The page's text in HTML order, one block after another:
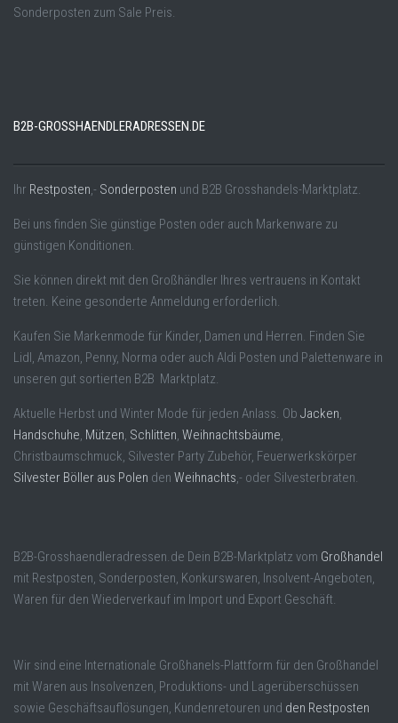
Sonderposten zum Sale Preis.
B2B-GROSSHAENDLERADRESSEN.DE
Ihr Restposten,- Sonderposten und B2B Grosshandels-Marktplatz.
Bei uns finden Sie günstige Posten oder auch Markenware zu
günstigen Konditionen.
Sie können direkt mit den Großhändler Ihres vertrauens in Kontakt
treten. Keine gesonderte Anmeldung erforderlich.
Kaufen Sie Markenmode für Kinder, Damen und Herren. Finden Sie
Lidl, Amazon, Penny, Norma oder auch Aldi Posten und Palettenware in
unseren gut sortierten B2B Marktplatz.
Aktuelle Herbst und Winter Mode für jeden Anlass. Ob Jacken,
Handschuhe, Mützen, Schlitten, Weihnachtsbäume,
Christbaumschmuck, Silvester Party Zubehör, Feuerwerkskörper
Silvester Böller aus Polen den Weihnachts,- oder Silvesterbraten.
B2B-Grosshaendleradressen.de Dein B2B-Marktplatz vom Großhandel
mit Restposten, Sonderposten, Konkurswaren, Insolvent-Angeboten,
Waren für den Wiederverkauf im Import und Export Geschäft.
Wir sind eine Internationale Großhanels-Plattform für den Großhandel
mit Waren aus Insolvenzen, Produktions- und Lagerüberschüssen
sowie Geschäftsauflösungen, Kundenretouren und den Restposten